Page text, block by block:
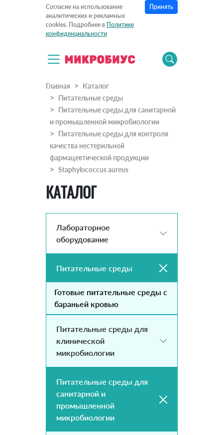
Согласие на использование
аналитических и рекламных
cookies. Подробнее в Политике
конфиденциальности
Принять
Главная
Каталог
Питательные среды
Питательные среды для санитарной
и промышленной микробиологии
Питательные среды для контроля
качества нестерильной
фармацевтической продукции
Staphylococcus aureus
КАТАЛОГ
Лабораторное
оборудование
Питательные среды
Готовые питательные среды с
бараньей кровью
Питательные среды для
клинической
микробиологии
Питательные среды для
санитарной и
промышленной
микробиологии